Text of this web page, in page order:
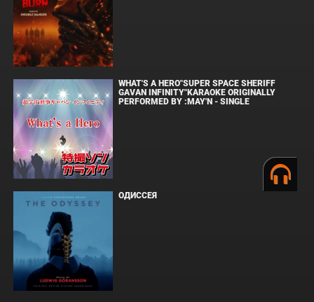
WHAT'S A HERO"SUPER SPACE SHERIFF
GAVAN INFINITY"KARAOKE ORIGINALLY
PERFORMED BY :MAY'N - SINGLE
ОДИССЕЯ